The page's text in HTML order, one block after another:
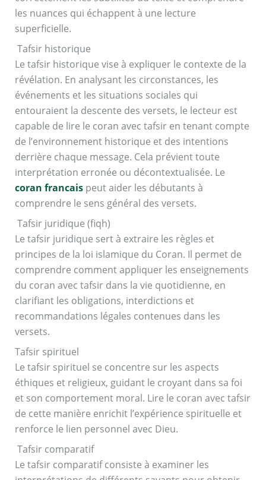
les nuances qui échappent à une lecture
superficielle.
Tafsir historique
Le tafsir historique vise à expliquer le contexte de la
révélation. En analysant les circonstances, les
événements et les situations sociales qui
entouraient la descente des versets, le lecteur est
capable de lire le coran avec tafsir en tenant compte
de l’environnement historique et des intentions
derrière chaque message. Cela prévient toute
interprétation erronée ou décontextualisée. Le
coran francaispeut aider les débutants à
comprendre le sens général des versets.
Tafsir juridique (fiqh)
Le tafsir juridique sert à extraire les règles et
principes de la loi islamique du Coran. Il permet de
comprendre comment appliquer les enseignements
du coran avec tafsir dans la vie quotidienne, en
clarifiant les obligations, interdictions et
recommandations légales contenues dans les
versets.
Tafsir spirituel
Le tafsir spirituel se concentre sur les aspects
éthiques et religieux, guidant le croyant dans sa foi
et son comportement moral. Lire le coran avec tafsir
de cette manière enrichit l’expérience spirituelle et
renforce le lien personnel avec Dieu.
Tafsir comparatif
Le tafsir comparatif consiste à examiner les